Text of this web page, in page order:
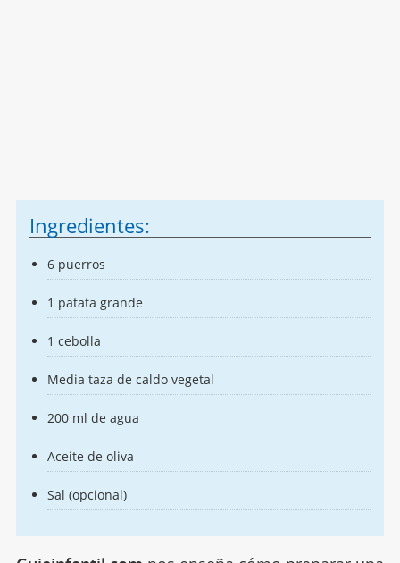
Ingredientes:
6 puerros
1 patata grande
1 cebolla
Media taza de caldo vegetal
200 ml de agua
Aceite de oliva
Sal (opcional)